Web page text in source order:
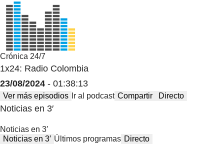
Crónica 24/7
1x24: Radio Colombia
23/08/2024 - 01:38:13
Ver más episodios Ir al podcast Compartir Directo
Noticias en 3′
Noticias en 3′
Noticias en 3′ Últimos programas Directo